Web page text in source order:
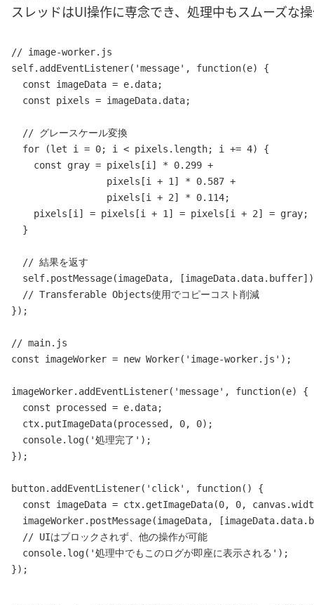
スレッドはUI操作に専念でき、処理中もスムーズな
// image-worker.js
self.addEventListener('message', function(e) {
  const imageData = e.data;
  const pixels = imageData.data;
  // グレースケール変換
  for (let i = 0; i < pixels.length; i += 4) {
    const gray = pixels[i] * 0.299 +
                 pixels[i + 1] * 0.587 +
                 pixels[i + 2] * 0.114;
    pixels[i] = pixels[i + 1] = pixels[i + 2] = gray;
  }
  // 結果を返す
self.postMessage(imageData,
  // Transferable Objects使用でコピーコスト削減
});
// main.js
const imageWorker = new Worker('image-worker.js');
imageWorker.addEventListener('message', function(e) {
  const processed = e.data;
  ctx.putImageData(processed, 0, 0);
  console.log('処理完了');
});
button.addEventListener('click', function() {
const imageData = ctx.getImageData(0, 0,
imageWorker.postMessage(imageData,
  // UIはブロックされず、他の操作が可能
  console.log('処理中でもこのログが即座に表示される');
});